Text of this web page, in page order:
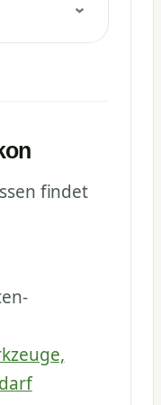
findet